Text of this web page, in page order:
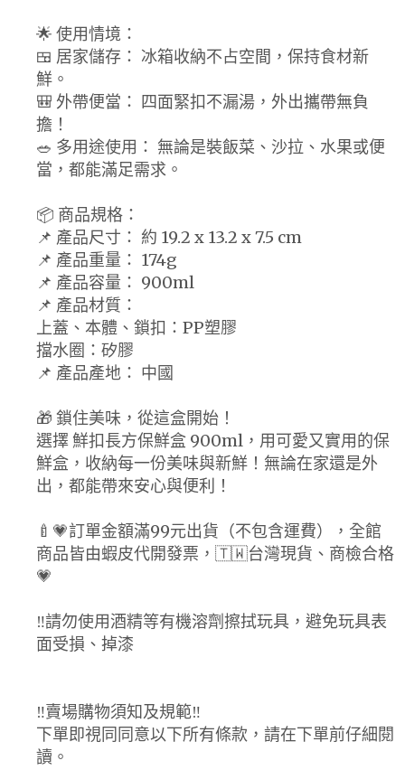
🌟 使用情境：
🍱 居家儲存： 冰箱收納不占空間，保持食材新
鮮。
🎒 外帶便當： 四面緊扣不漏湯，外出攜帶無負
擔！
🥗 多用途使用： 無論是裝飯菜、沙拉、水果或便
當，都能滿足需求。
📦 商品規格：
📌 產品尺寸： 約 19.2 x 13.2 x 7.5 cm
📌 產品重量： 174g
📌 產品容量： 900ml
📌 產品材質：
上蓋、本體、鎖扣：PP塑膠
擋水圈：矽膠
📌 產品產地： 中國
🎁 鎖住美味，從這盒開始！
選擇 鮮扣長方保鮮盒 900ml，用可愛又實用的保
鮮盒，收納每一份美味與新鮮！無論在家還是外
出，都能帶來安心與便利！
🍼💗訂單金額滿99元出貨（不包含運費），全館
商品皆由蝦皮代開發票，🇹🇼台灣現貨、商檢合格
💗
‼️請勿使用酒精等有機溶劑擦拭玩具，避免玩具表
面受損、掉漆
‼️賣場購物須知及規範‼️
下單即視同同意以下所有條款，請在下單前仔細閱
讀。